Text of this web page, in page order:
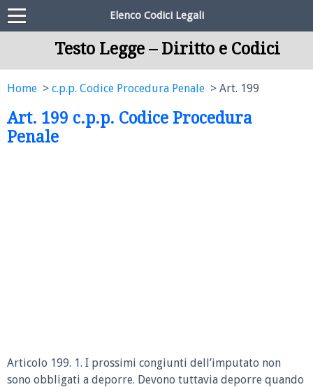
Elenco Codici Legali
Testo Legge – Diritto e Codici
Home c.p.p. Codice Procedura Penale Art. 199
Art. 199 c.p.p. Codice Procedura
Penale
Articolo 199. 1. I prossimi congiunti dell’imputato non
sono obbligati a deporre. Devono tuttavia deporre quando